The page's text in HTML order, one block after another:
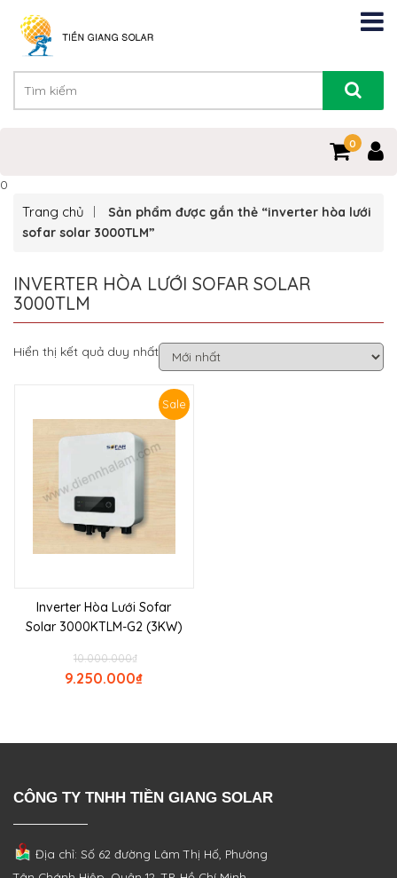
0
0
Trang chủ
Sản phẩm được gắn thẻ “inverter hòa lưới
sofar solar 3000TLM”
INVERTER HÒA LƯỚI SOFAR SOLAR
3000TLM
Hiển thị kết quả duy nhất
Sale
Inverter Hòa Lưới Sofar
Solar 3000KTLM-G2 (3KW)
₫
10.000.000
₫
9.250.000
CÔNG TY TNHH TIỀN GIANG SOLAR
Địa chỉ: Số 62 đường Lâm Thị Hố, Phường